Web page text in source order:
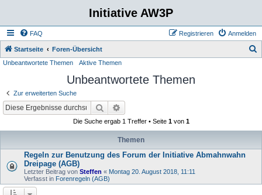
Initiative AW3P
FAQ Anmelden
Registrieren
Startseite Foren-Übersicht
Unbeantwortete Themen Aktive Themen
Unbeantwortete Themen
Zur erweiterten Suche
Suche
Die Suche ergab 1 Treffer • Seite 1von 1
Themen
Regeln zur Benutzung des Forum der Initiative Abmahnwahn
Dreipage (AGB)
Letzter Beitrag von Steffen « Montag 20. August 2018, 11:11
Verfasst in Forenregeln (AGB)